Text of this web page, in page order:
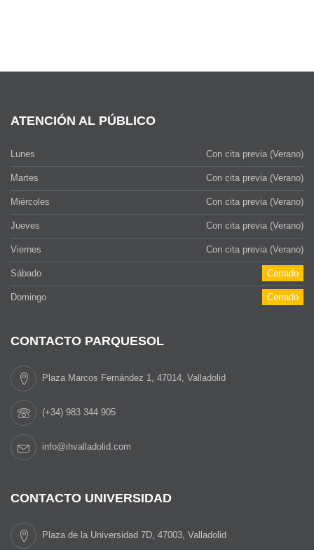
ATENCIÓN AL PÚBLICO
Lunes Con cita previa (Verano)
Martes Con cita previa (Verano)
Miércoles Con cita previa (Verano)
Jueves Con cita previa (Verano)
Viernes Con cita previa (Verano)
Sábado Cerrado
Domingo Cerrado
CONTACTO PARQUESOL
Plaza Marcos Fernández 1, 47014, Valladolid
(+34) 983 344 905
info@ihvalladolid.com
CONTACTO UNIVERSIDAD
Plaza de la Universidad 7D, 47003, Valladolid